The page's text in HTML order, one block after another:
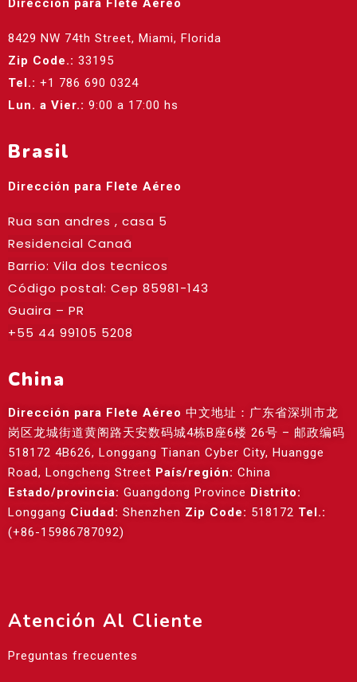
Dirección para Flete Aéreo
8429 NW 74th Street, Miami, Florida
Zip Code.: 33195
Tel.: +1 786 690 0324
Lun. a Vier.: 9:00 a 17:00 hs
Brasil
Dirección para Flete Aéreo
Rua san andres , casa 5
Residencial Canaã
Barrio: Vila dos tecnicos
Código postal: Cep 85981-143
Guaira – PR
+55 44 99105 5208
China
Dirección para Flete Aéreo 中文地址：广东省深圳市龙
岗区龙城街道黄阁路天安数码城4栋B座6楼 26号 – 邮政编码
518172 4B626, Longgang Tianan Cyber City, Huangge
Road, Longcheng Street País/región: China
Estado/provincia: Guangdong Province Distrito:
Longgang Ciudad: Shenzhen Zip Code: 518172 Tel.:
(+86-15986787092)
Atención Al Cliente
Preguntas frecuentes